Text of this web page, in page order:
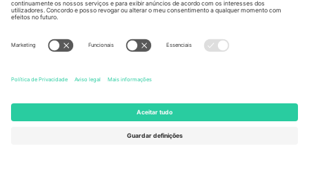
Unter den Linden 24, 10117
Berlin, Germany
167 City Road, London, Greater
131 Continental Dr, Suite 305,